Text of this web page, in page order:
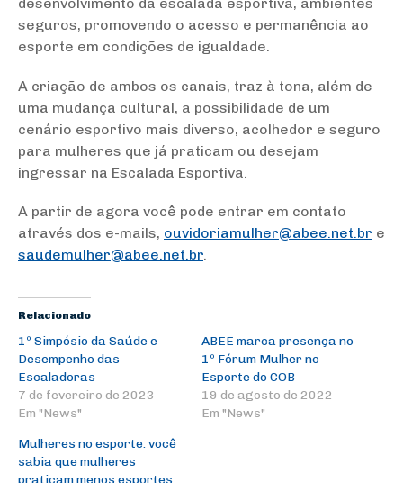
desenvolvimento da escalada esportiva, ambientes
seguros, promovendo o acesso e permanência ao
esporte em condições de igualdade.
A criação de ambos os canais, traz à tona, além de
uma mudança cultural, a possibilidade de um
cenário esportivo mais diverso, acolhedor e seguro
para mulheres que já praticam ou desejam
ingressar na Escalada Esportiva.
A partir de agora você pode entrar em contato
através dos e-mails, ouvidoriamulher@abee.net.br e
saudemulher@abee.net.br
Relacionado
1º Simpósio da Saúde e
Desempenho das
Escaladoras
7 de fevereiro de 2023
Em "News"
ABEE marca presença no
1º Fórum Mulher no
Esporte do COB
19 de agosto de 2022
Em "News"
Mulheres no esporte: você
sabia que mulheres
praticam menos esportes